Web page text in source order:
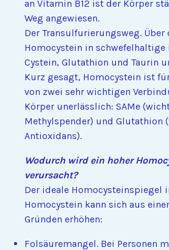
an Vitamin B12 ist der Körper
Weg angewiesen.
Der Transulfurierungsweg. Über
Homocystein in
Cystein, Glutathion und Taurin
Kurz gesagt, Homocystein ist
von zwei sehr wichtigen
Körper unerlässlich: SAMe
Methylspender) und Glutathion
Antioxidans).
Wodurch wird ein hoher
verursacht?
Der ideale Homocysteinspiegel
Homocystein kann sich aus
Gründen erhöhen:
Folsäuremangel. Bei Personen